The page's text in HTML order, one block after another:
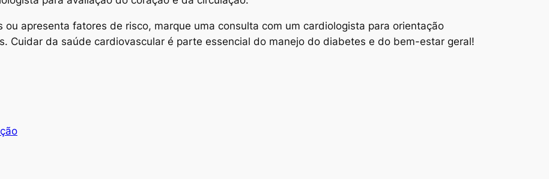
apresenta fatores de risco, marque uma consulta com um cardiologista para orientação
Cuidar da saúde cardiovascular é parte essencial do manejo do diabetes e do bem-estar geral!